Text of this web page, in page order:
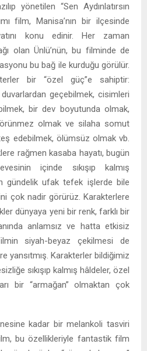
yönetilen “Sen Aydınlatırsın
film, Manisa’nın bir ilçesinde
konu edinir. Her zaman
olan Ünlü’nün, bu filminde de
bu bağ ile kurduğu görülür.
bir “özel güç”e sahiptir:
duvarlardan geçebilmek, cisimleri
bir dev boyutunda olmak,
olmak ve silaha somut
edebilmek, ölümsüz olmak vb.
rağmen kasaba hayatı, bugün
içinde sıkışıp kalmış
gündelik ufak tefek işlerde bile
çok nadir görürüz. Karakterlere
dünyaya yeni bir renk, farklı bir
anlamsız ve hatta etkisiz
siyah-beyaz çekilmesi de
yansıtmış. Karakterler bildiğimiz
sıkışıp kalmış hâldeler, özel
bir “armağan” olmaktan çok
kadar bir melankoli tasviri
bu özellikleriyle fantastik film